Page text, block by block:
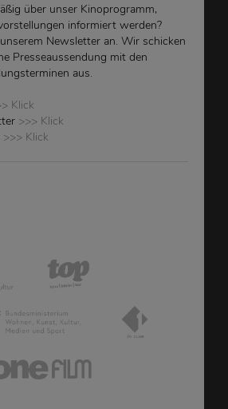
über unser Kinoprogramm,
informiert werden?
Newsletter an. Wir schicken
Presseaussendung mit den
aus.
Klick
>>> Klick
>>> Klick